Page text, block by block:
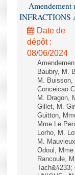
INFRACTIONS
Date de
dépôt :
08/06/2024
Baubry, M.
M. Buisson,
Conceicao
M. Dragon,
Gillet, M.
Guitton,
Mme Le
Lorho, M.
M.
Odoul,
Rancoule,